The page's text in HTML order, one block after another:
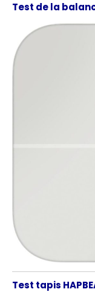
Test de la
Test tapis